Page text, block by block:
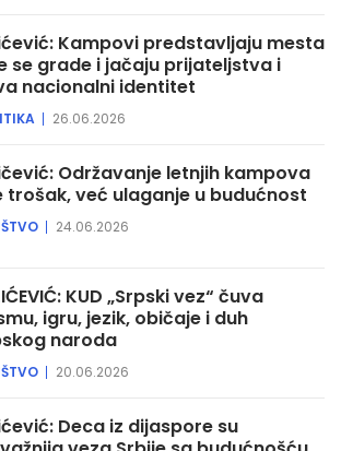
Kampovi predstavljaju mesta
se grade i jačaju prijateljstva i
nacionalni identitet
26.06.2026
Održavanje letnjih kampova
trošak, već ulaganje u budućnost
24.06.2026
KUD „Srpski vez“ čuva
igru, jezik, običaje i duh
naroda
20.06.2026
Deca iz dijaspore su